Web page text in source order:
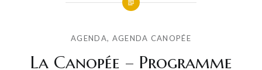
AGENDA, AGENDA CANOPÉE
La Canopée – Programme